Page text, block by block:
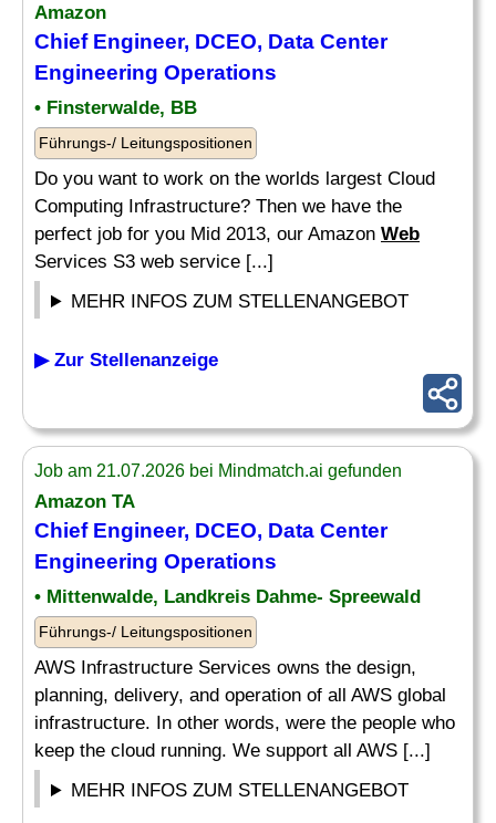
Amazon
Chief Engineer, DCEO, Data Center
Engineering Operations
• Finsterwalde, BB
Führungs-/ Leitungspositionen
Do you want to work on the worlds largest Cloud
Computing Infrastructure? Then we have the
perfect job for you Mid 2013, our Amazon Web
Services S3 web service [...]
MEHR INFOS ZUM STELLENANGEBOT
▶ Zur Stellenanzeige
Job am 21.07.2026 bei Mindmatch.ai gefunden
Amazon TA
Chief Engineer, DCEO, Data Center
Engineering Operations
• Mittenwalde, Landkreis Dahme- Spreewald
Führungs-/ Leitungspositionen
AWS Infrastructure Services owns the design,
planning, delivery, and operation of all AWS global
infrastructure. In other words, were the people who
keep the cloud running. We support all AWS [...]
MEHR INFOS ZUM STELLENANGEBOT